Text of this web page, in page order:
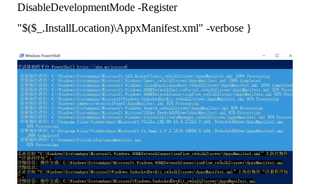
DisableDevelopmentMode -Register
"$($_.InstallLocation)\AppxManifest.xml" -verbose }